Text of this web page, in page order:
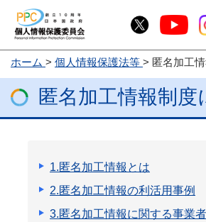
ホーム 個人情報保護法等 匿名加工
匿名加工情報制度
1.匿名加工情報とは
2.匿名加工情報の利活用事例
3.匿名加工情報に関する事業